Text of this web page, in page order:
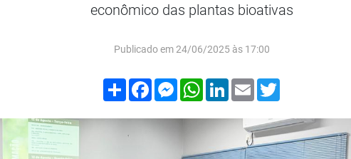
econômico das plantas bioativas
Publicado em 24/06/2025 às 17:00
Compartilhar
FacebookMessenger
WhatsApp
LinkedIn
Email